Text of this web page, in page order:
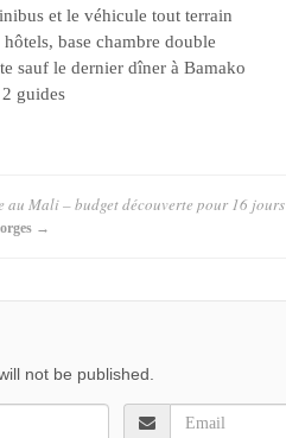
et le véhicule tout terrain
hôtels, base chambre double
sauf le dernier dîner à Bamako
guides
au Mali – budget découverte pour 16 jours
→
not be published.